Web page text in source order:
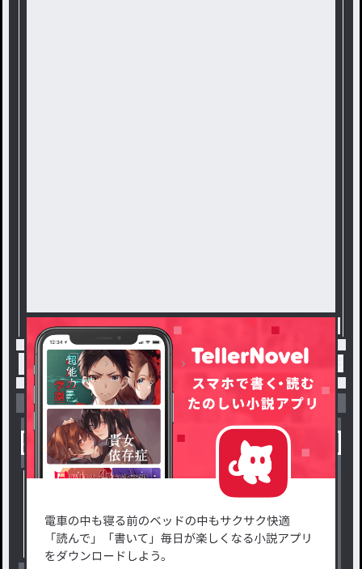
トップ イラスト 絵のモチベ上げたい人へ / ぱる
小説を探す
新着小説一覧
小説コンテスト応募・公募
出版・メディアミックス作品
ジャンルから探す
恋愛・ロマンス
ファンタジー・異世界・SF
ホラー・ミステリー